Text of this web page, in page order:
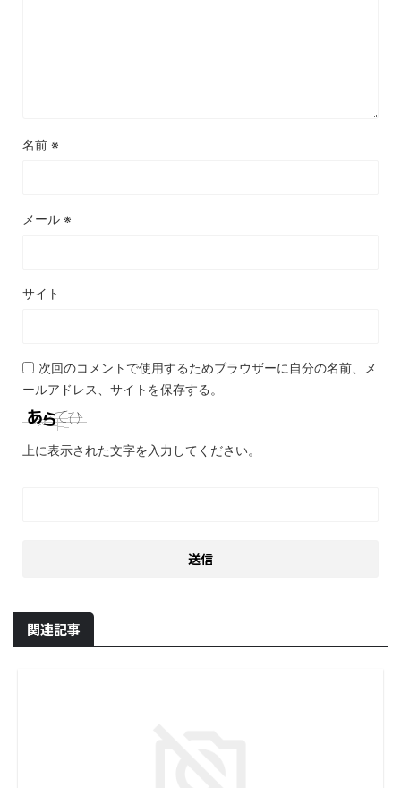
名前 ※
メール ※
サイト
次回のコメントで使用するためブラウザーに自分の名前、メ
ールアドレス、サイトを保存する。
上に表示された文字を入力してください。
関連記事